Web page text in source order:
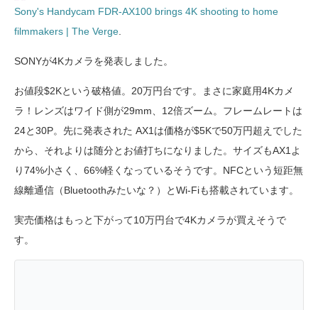
Sony's Handycam FDR-AX100 brings 4K shooting to home
filmmakers | The Verge
SONYが4Kカメラを発表しました。
お値段$2Kという破格値。20万円台です。まさに家庭用4Kカメ
ラ！レンズはワイド側が29mm、12倍ズーム。フレームレートは
24と30P。先に発表された AX1は価格が$5Kで50万円超えでした
から、それよりは随分とお値打ちになりました。サイズもAX1よ
り74%小さく、66%軽くなっているそうです。NFCという短距無
線離通信（Bluetoothみたいな？）とWi-Fiも搭載されています。
実売価格はもっと下がって10万円台で4Kカメラが買えそうで
す。